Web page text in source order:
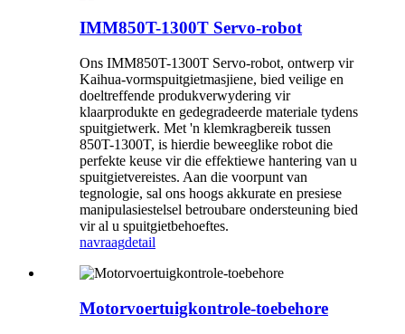
IMM850T-1300T Servo-robot
Ons IMM850T-1300T Servo-robot, ontwerp vir
Kaihua-vormspuitgietmasjiene, bied veilige en
doeltreffende produkverwydering vir
klaarprodukte en gedegradeerde materiale tydens
spuitgietwerk. Met 'n klemkragbereik tussen
850T-1300T, is hierdie beweeglike robot die
perfekte keuse vir die effektiewe hantering van u
spuitgietvereistes. Aan die voorpunt van
tegnologie, sal ons hoogs akkurate en presiese
manipulasiestelsel betroubare ondersteuning bied
vir al u spuitgietbehoeftes.
navraagdetail
Motorvoertuigkontrole-toebehore